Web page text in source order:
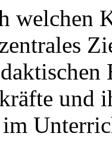
welchen
und